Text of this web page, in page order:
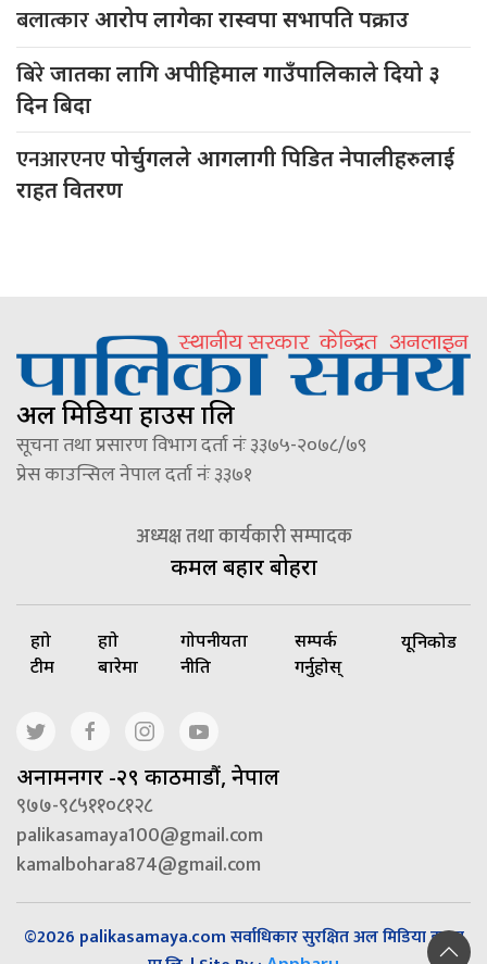
बलात्कारआरोप लागेका रास्वपा सभापति पक्राउ
बिरेजातका लागि अपीहिमाल गाउँपालिकाले दियो ३
दिन बिदा
एनआरएनएपोर्चुगलले आगलागी पिडित नेपालीहरुलाई
राहत वितरण
अल मिडिया हाउस प्रालि
सूचना तथा प्रसारण विभाग दर्ता नंः ३३७५-२०७८/७९
प्रेस काउन्सिल नेपाल दर्ता नंः ३३७१
अध्यक्ष तथा कार्यकारी सम्पादक
कमल बहादुर बोहरा
हाम्रो
टीम
हाम्रो
बारेमा
गोपनीयता
नीति
सम्पर्क
गर्नुहोस्
यूनिकोड
अनामनगर -२९ काठमाडौं, नेपाल
९७७-९८५११०८१२८
palikasamaya100@gmail.com
kamalbohara874@gmail.com
©2026 palikasamaya.com सर्वाधिकार सुरक्षित अल मिडिया हाउस